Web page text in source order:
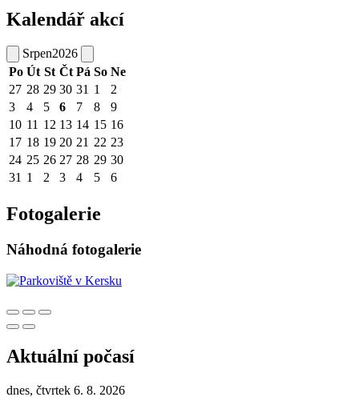
Kalendář akcí
Srpen2026
Po Út St Čt Pá So Ne
27 28 29 30 31 1
2
3
4 5 6 7 8
9
10 11 12 13 14 15 16
17 18 19 20 21 22 23
24 25 26 27 28 29 30
31 1 2 3 4 5 6
Fotogalerie
Náhodná fotogalerie
Aktuální počasí
dnes, čtvrtek 6. 8. 2026